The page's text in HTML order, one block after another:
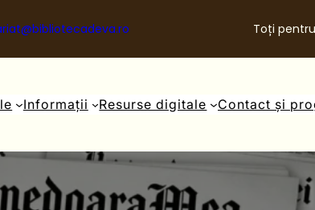
Toți
Informații Resurse digitale Contact și